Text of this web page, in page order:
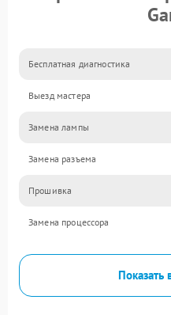
Бесплатная диагностика
Выезд мастера
Замена лампы
Замена разъема
Прошивка
Замена процессора
Показать